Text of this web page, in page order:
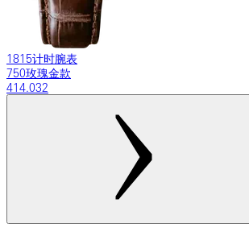
1815计时腕表
750玫瑰金款
414.032